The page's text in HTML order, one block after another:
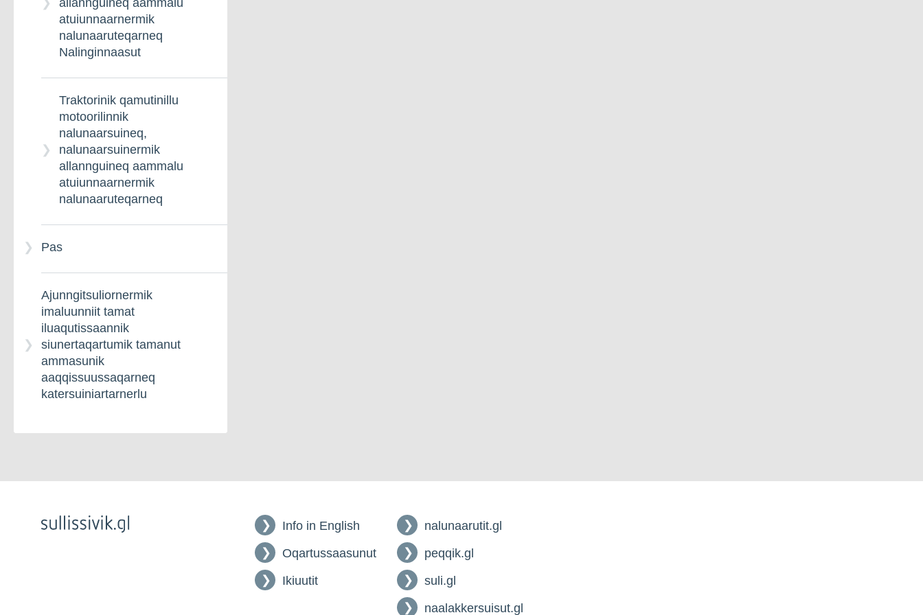
allannguineq aammalu
atuiunnaarnermik
nalunaaruteqarneq
Nalinginnaasut
Traktorinik qamutinillu
motoorilinnik
nalunaarsuineq,
nalunaarsuinermik
allannguineq aammalu
atuiunnaarnermik
nalunaaruteqarneq
Pas
Ajunngitsuliornermik
imaluunniit tamat
iluaqutissaannik
siunertaqartumik tamanut
ammasunik
aaqqissuussaqarneq
katersuiniartarnerlu
Info in English
Oqartussaasunut
Ikiuutit
nalunaarutit.gl
peqqik.gl
suli.gl
naalakkersuisut.gl